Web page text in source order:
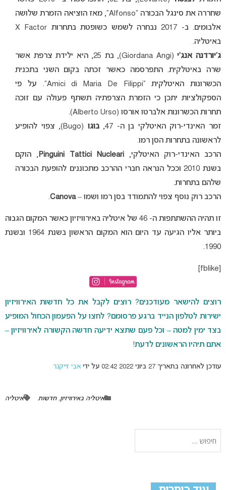
שחררה את סינגל הבכורה “Alfonso”, מאז הוציאה הזמרת שלושה
אלבומים. ב- 2017 נבחרה לשמש כשופטת בתחרות X Factor
באיטליה.
ג’יורדנה אנג’י
(Giordana Angi), בת 25, היא ילידת צרפת אשר
שרה באיטלקית. התפרסמה כאשר זכתה בקום השני בתכנית
הכשרונות האיטלקית “Amici di Maria De Filippi”. על פי
הספקולציות יתכן כי הזמרת הצרפתיה תשתף פעולה עם זוכה
תחרות הכשרונות אלברטו אורסו (Alberto Urso).
זמר האינדי-רוק האיטלקי בן ה- 47,
בוגו
(Bugo), צפוי להופיע
לראשונה בתחרות הסן רמו.
הרכב האינדי-רוק האיטלקי, Pinguini Tattici Nucleari , הוקם
בשנת 2010 וככל הנראה חברי ההרכב מתכוננים להופעת הבכורה
שלהם בתחרות.
הרכב רוק נוסף צפוי להתמודד בסן רמו ושמו –Canova
.
זו תהיה ההשתתפות ה- 46 של איטליה באירוויזיון כאשר המקום הגבוה
ביותר אליו הגיעה עד היום הוא המקום הראשון בשנת 1964 ובשנת
1990.
רוצים להישאר מעודכנים? רוצים לקבל את כל חדשות האירוויזיון
ישירות לטלפון הנייד ברגע פרסומם? לחצו על הפעמון הכחול המופיע
בצד ימין למטה – וכל פעם שתצא ידיעה חדשה הקשורה לאירוויזיון –
אתם תיהיו הראשונים לדעת!
עודכן לאחרונה בתאריך 27 ביוני 2022 02:42 על ידי אבי זייקנר
איטליה באירוויזיון,חדשות איטליה